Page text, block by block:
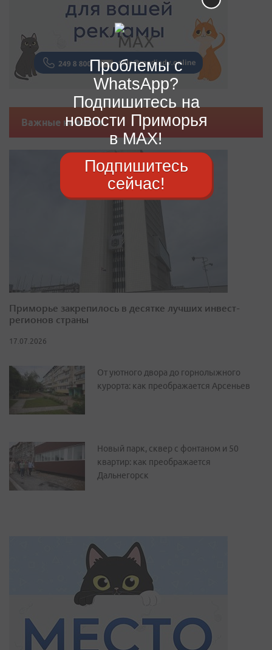
Важные новости
Приморье закрепилось в десятке лучших инвест-
регионов страны
17.07.2026
От уютного двора до горнолыжного
курорта: как преображается Арсеньев
Новый парк, сквер с фонтаном и 50
квартир: как преображается
Дальнегорск
Проблемы с
WhatsApp?
Подпишитесь на
новости Приморья
в MAX!
Подпишитесь
сейчас!